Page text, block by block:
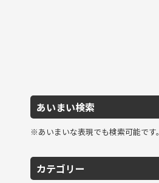
あいまい検索
※あいまいな表現でも検索可能です。
カテゴリー